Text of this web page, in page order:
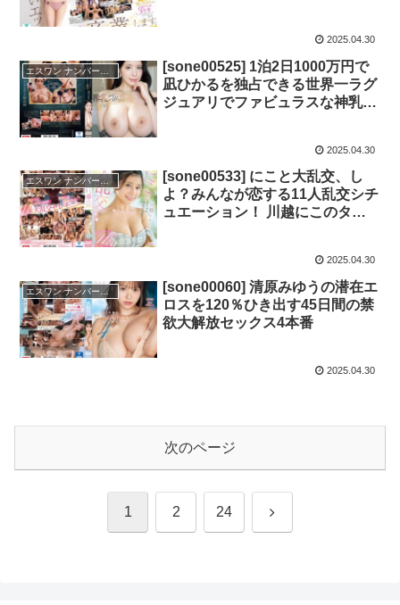
2025.04.30
[sone00525] 1泊2日1000万円で
凪ひかるを独占できる世界一ラグ
ジュアリでファビュラスな神乳デ
2025.04.30
エスワン ナンバーワンスタイル
[sone00533] にこと大乱交、し
よ？みんなが恋する11人乱交シチ
ュエーション！ 川越にこのタイ
2025.04.30
エスワン ナンバーワンスタイル
[sone00060] 清原みゆうの潜在エ
ロスを120％ひき出す45日間の禁
欲大解放セックス4本番
2025.04.30
次のページ
1 2 24 次